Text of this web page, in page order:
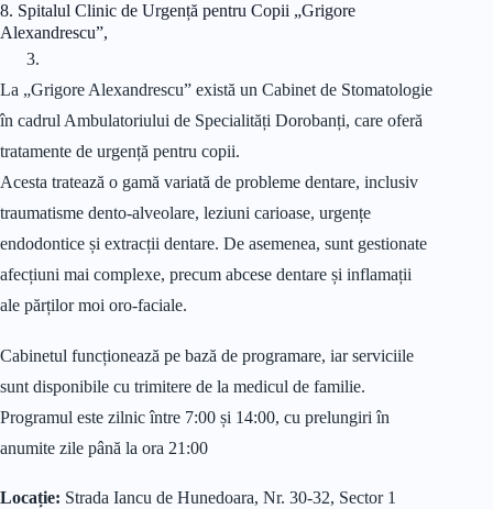
8. Spitalul Clinic de Urgență pentru Copii „Grigore
Alexandrescu”,
La „Grigore Alexandrescu” există un Cabinet de Stomatologie
în cadrul Ambulatoriului de Specialități Dorobanți, care oferă
tratamente de urgență pentru copii.
Acesta tratează o gamă variată de probleme dentare, inclusiv
traumatisme dento-alveolare, leziuni carioase, urgențe
endodontice și extracții dentare. De asemenea, sunt gestionate
afecțiuni mai complexe, precum abcese dentare și inflamații
ale părților moi oro-faciale.
Cabinetul funcționează pe bază de programare, iar serviciile
sunt disponibile cu trimitere de la medicul de familie.
Programul este zilnic între 7:00 și 14:00, cu prelungiri în
anumite zile până la ora 21:00​
Locație: Strada Iancu de Hunedoara, Nr. 30-32, Sector 1